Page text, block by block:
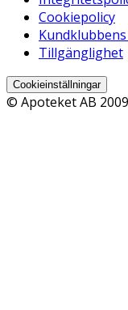
Cookiepolicy
Tillgänglighet
Cookieinställningar
© Apoteket AB